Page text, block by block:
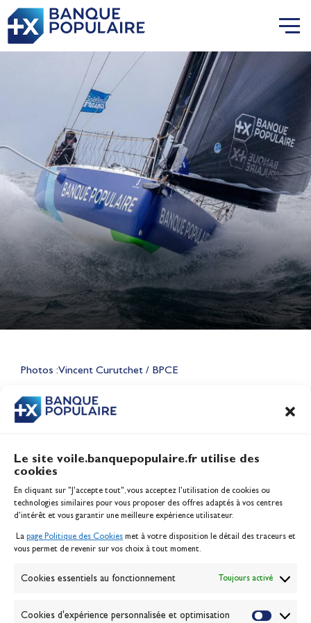
Le site voile.banquepopulaire.fr utilise des
cookies
En cliquant sur "J'accepte tout", vous acceptez l’utilisation de cookies ou
technologies similaires pour vous proposer des offres adaptés à vos centres
d’intérêt et vous garantir une meilleure expérience utilisateur.
La page Politique des Cookies met à votre disposition le détail des traceurs et
vous permet de revenir sur vos choix à tout moment.
Cookies essentiels au fonctionnement Toujours activé
Cookies d'expérience personnalisée et optimisation
Photos : Vincent Curutchet / BPCE
CONTENU
Lauriane Nolot en or à Long
Jeux Olympiques 2028
Inscription serveur média
Contact
Politique des cookies
Banque de la voile
Passion Voile TV